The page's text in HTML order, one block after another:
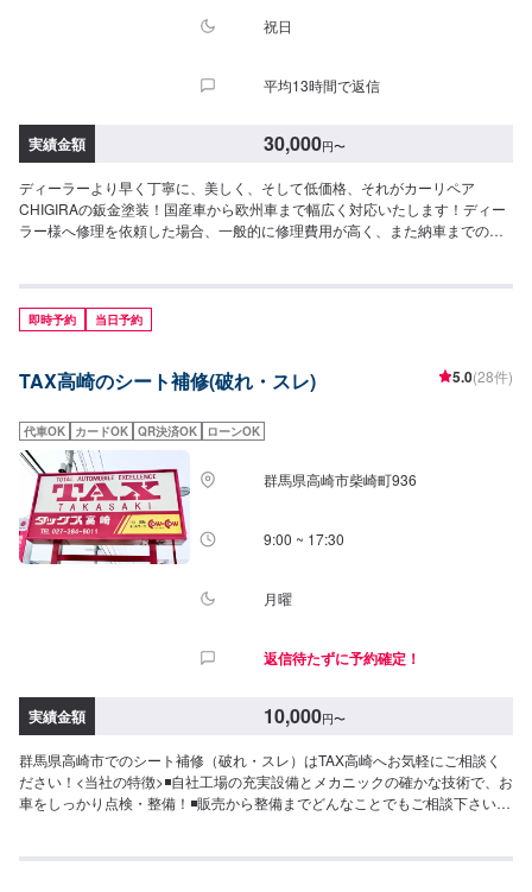
祝日
平均13時間で返信
実績金額 30,000円〜
ディーラーより早く丁寧に、美しく、そして低価格、それがカーリペア
CHIGIRAの鈑金塗装！国産車から欧州車まで幅広く対応いたします！ディー
ラー様へ修理を依頼した場合、一般的に修理費用が高く、また納車までの時
理を部品交換で対応してしまうから。私たちなら自社工場で即施工し、でき
るだけ部品交換をせず、修理対応いたします。私達は鈑金塗装のプロフェッ
ショナルです。大切なお車はぜひ、カーリペアCHIGIRAにおまかせくださ
【2】お見積り【3】お見積りにご納得いただければ作業開始【4】仕上がり
り納期が前後する場合がございます。予め、ご了承ください。□代車について
□作業中は無料の代車をご利用ください。※燃料代は、お客様負担となってお
ります。予め、ご了承ください。□パーツ持ち込みについて□パーツの持ち込
み可能です。オファーの際に持ち込みパーツの詳細をご入力ください。【定
休日・営業時間】定休日：祝日営業時間：9:00~19:00
即時予約 当日予約
TAX高崎のシート補修(破れ・スレ) 5.0(28件)
代車OK カードOK QR決済OK ローンOK
群馬県高崎市柴崎町936
9:00 ~ 17:30
月曜
返信待たずに予約確定！
実績金額 10,000円〜
群馬県高崎市でのシート補修（破れ・スレ）はTAX高崎へお気軽にご相談く
ださい！<当社の特徴>◾自社工場の充実設備とメカニックの確かな技術で、お
車をしっかり点検・整備！◾販売から整備までどんなことでもご相談下さい！
>★安く済ませたい…★時間があまり取れない…★車が動かなくなってしまっ